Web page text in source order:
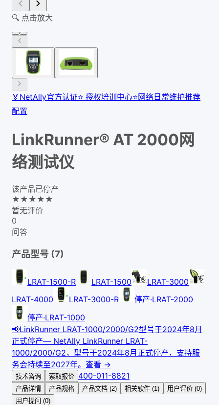
🔍 点击放大
🏅 NetAlly官方认证⭐ 授权培训中心⭐网络日常维护推荐
配置
LinkRunner® AT 2000网
络测试仪
该产品已停产
★ ★ ★ ★ ★
暂无评价
0
问答
产品型号 (7)
LRAT-1500-R LRAT-1500
LRAT-3000
LRAT-4000
LRAT-3000-R 停产·LRAT-2000
停产·LRAT-1000
📢LinkRunner LRAT-1000/2000/G2型号于2024年8月
正式停产— NetAlly LinkRunner LRAT-
1000/2000/G2，型号于2024年8月正式停产，支持服
务会持续至2027年。 查看 →
技术咨询 索取报价 400-011-8821
产品详情 产品规格 产品文档 (2) 相关软件 (1)
用户评价 (0)
用户提问 (0)